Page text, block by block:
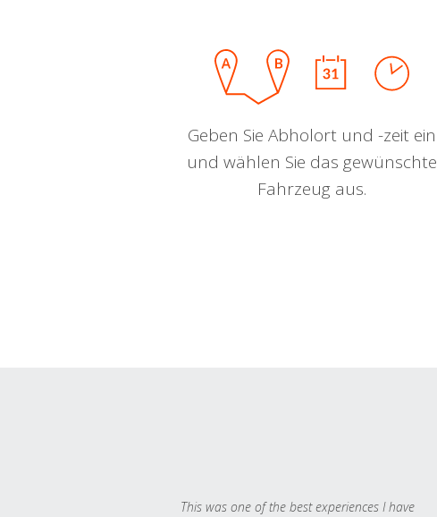
Geben Sie Abholort und -zeit ein
und wählen Sie das gewünschte
Fahrzeug aus.
This was one of the best experiences I have